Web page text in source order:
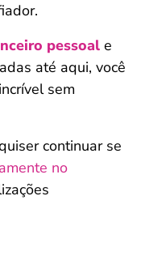
pessoal e
até aqui, você
sem
continuar se
no